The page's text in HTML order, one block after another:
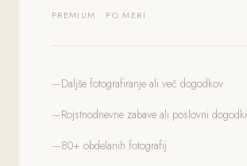
PREMIUM · PO MERI
Daljše fotografiranje ali več dogodkov
Rojstnodnevne zabave ali poslovni dogodki
80+ obdelanih fotografij